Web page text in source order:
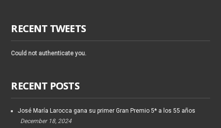
RECENT TWEETS
Could not authenticate you.
RECENT POSTS
José María Larocca gana su primer Gran Premio 5* a los 55 años
December 18, 2024